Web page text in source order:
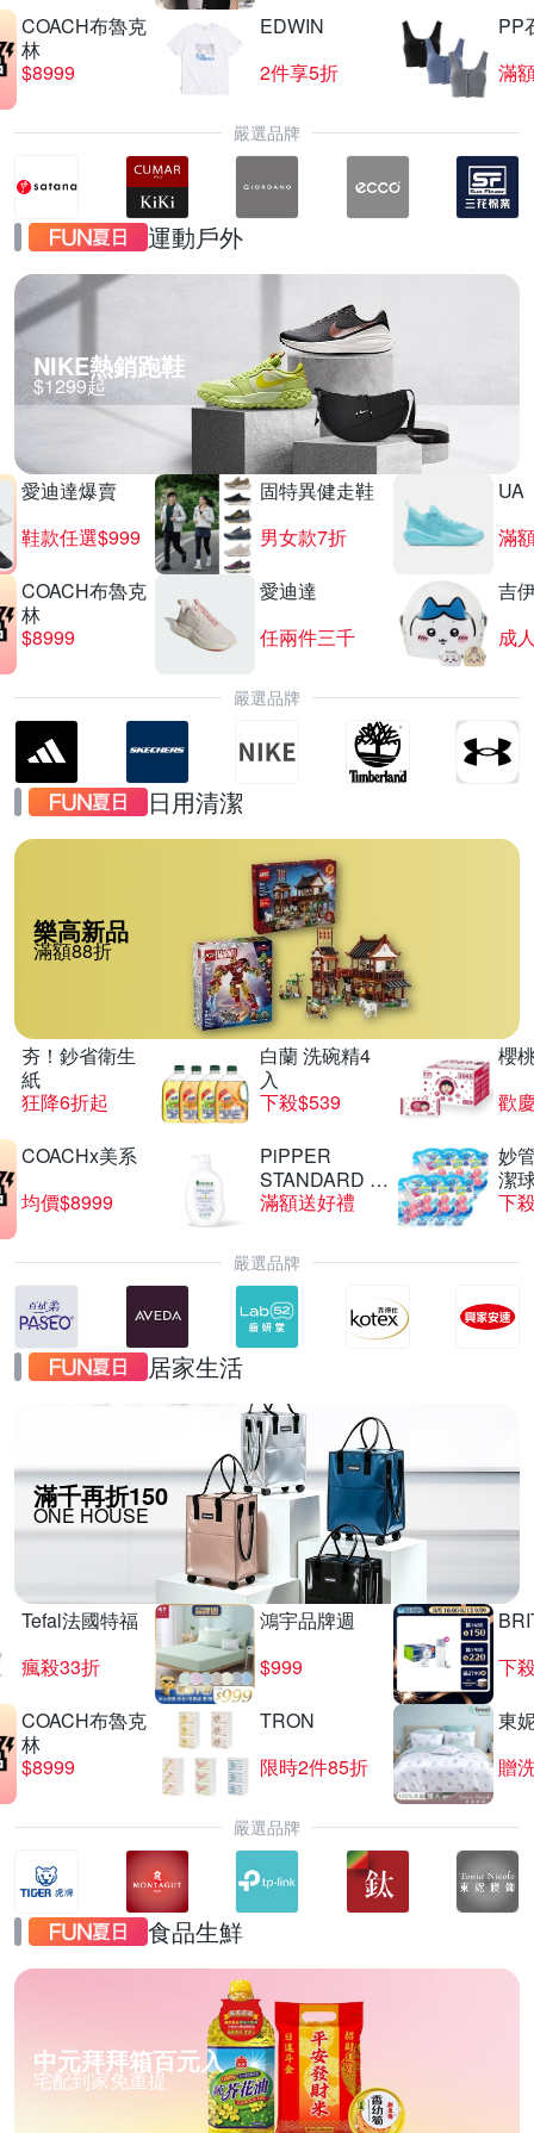
COACH布魯克
林
$8999
EDWIN
2件享5折
PP
滿
嚴選品牌
運動戶外
NIKE熱銷跑鞋
$1299起
愛迪達爆賣
鞋款任選$999
固特異健走鞋
男女款7折
UA
滿
COACH布魯克
林
$8999
愛迪達
任兩件三千
吉
嚴選品牌
日用清潔
樂高新品
滿額88折
夯！鈔省衛生
紙
狂降6折起
白蘭 洗碗精4
入
下殺$539
櫻
歡
COACHx美系
均價$8999
PiPPER
STANDARD 沛
柏
滿額送好禮
妙
潔
下
嚴選品牌
居家生活
滿千再折150
ONE HOUSE
Tefal法國特福
瘋殺33折
鴻宇品牌週
$999
下
COACH布魯克
林
$8999
TRON
限時2件85折
東
贈
嚴選品牌
食品生鮮
中元拜拜箱百元入
宅配到家免重提